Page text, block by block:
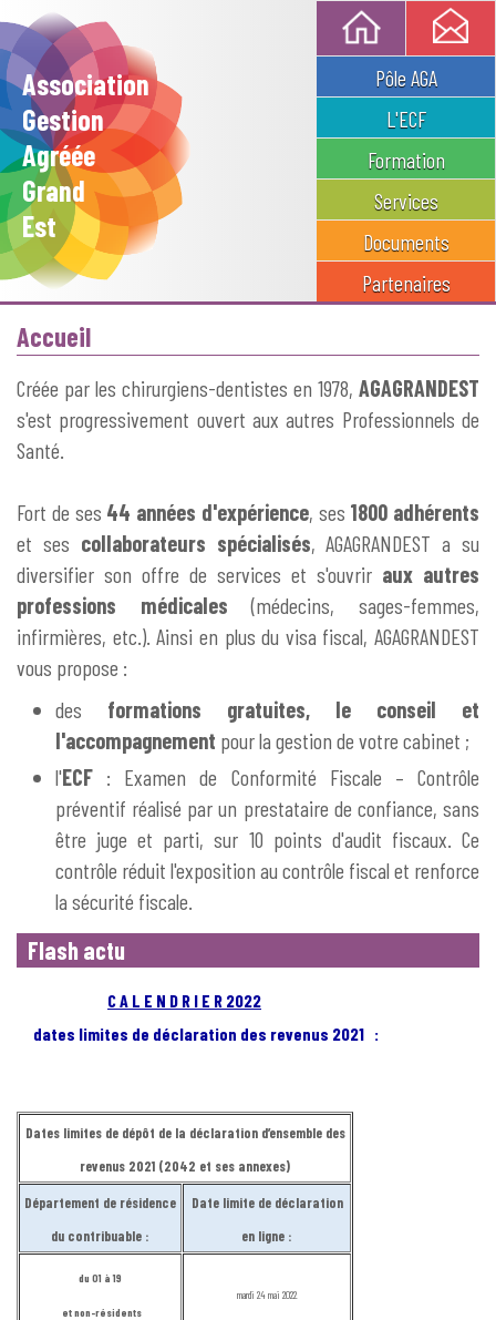
Association
Gestion
Agréée
Grand
Est
Pôle AGA
L'ECF
Formation
Services
Documents
Partenaires
Accueil
Créée par les chirurgiens-dentistes en 1978, AGAGRANDEST
s'est progressivement ouvert aux autres Professionnels de
Santé.
Fort de ses 44 années d'expérience, ses 1800 adhérents
et ses collaborateurs spécialisés, AGAGRANDEST a su
diversifier son offre de services et s'ouvrir aux autres
professions médicales (médecins, sages-femmes,
infirmières, etc.). Ainsi en plus du visa fiscal, AGAGRANDEST
vous propose :
des formations gratuites, le conseil et
l'accompagnement pour la gestion de votre cabinet ;
l'ECF : Examen de Conformité Fiscale – Contrôle
préventif réalisé par un prestataire de confiance, sans
être juge et parti, sur 10 points d'audit fiscaux. Ce
contrôle réduit l'exposition au contrôle fiscal et renforce
la sécurité fiscale.
Flash actu
C A L E N D R I E R 2022
dates limites de déclaration des revenus 2021 :
Dates limites de dépôt de la déclaration d’ensemble des
revenus 2021 (2042 et ses annexes)
Département de résidence
du contribuable :
Date limite de déclaration
en ligne :
du 01 à 19
et non-résidents
mardi 24 mai 2022